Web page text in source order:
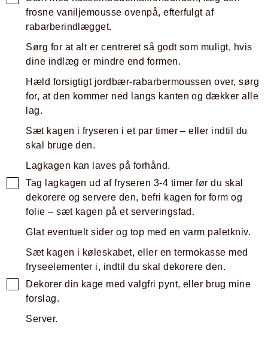
frosne vaniljemousse ovenpå, efterfulgt af
rabarberindlægget.
Sørg for at alt er centreret så godt som muligt, hvis
dine indlæg er mindre end formen.
Hæld forsigtigt jordbær-rabarbermoussen over, sørg
for, at den kommer ned langs kanten og dækker alle
lag.
Sæt kagen i fryseren i et par timer – eller indtil du
skal bruge den.
Lagkagen kan laves på forhånd.
Tag lagkagen ud af fryseren 3-4 timer før du skal
dekorere og servere den, befri kagen for form og
folie – sæt kagen på et serveringsfad.
Glat eventuelt sider og top med en varm paletkniv.
Sæt kagen i køleskabet, eller en termokasse med
fryseelementer i, indtil du skal dekorere den.
Dekorer din kage med valgfri pynt, eller brug mine
forslag.
Server.